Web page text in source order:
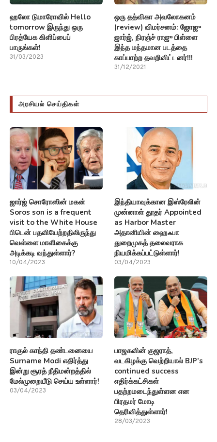
ஹலோ டுமாரோவில் Hello
tomorrow இருந்து ஒரு
பிரத்யேக கிளிப்பைப்
பாருங்கள்!
31/03/2023
ஒரு தத்விகா அவலோகனம்
(review) விமர்சனம்: ஜோஜு
ஜார்ஜ், நிரஞ்ச் ராஜு பிள்ளை
இந்த மந்தமான படத்தை
காப்பாற்ற தவறிவிட்டனர்!!!
31/12/2021
அரசியல் செய்திகள்
ஜார்ஜ் சொரோஸின் மகன்
Soros son is a frequent
visit to the White House
பிடென் பதவியேற்றதிலிருந்து
வெள்ளை மாளிகைக்கு
அடிக்கடி வந்துள்ளார்?
10/04/2023
இந்தியாவுக்கான இஸ்ரேலின்
முன்னாள் தூதர் Appointed
as Harbor Master
அதானியின் ஹைஃபா
துறைமுகத் தலைவராக
நியமிக்கப்பட்டுள்ளார்!
03/04/2023
ராகுல் காந்தி தண்டனையை
Surname Modi எதிர்த்து
இன்று சூரத் நீதிமன்றத்தில்
மேல்முறையீடு செய்ய உள்ளார்!
03/04/2023
பாஜகவின் குஜராத்,
வடகிழக்கு வெற்றியால் BJP’s
continued success
எதிர்க்கட்சிகள்
பதற்றமடைந்துள்ளன என
பிரதமர் மோடி
தெரிவித்துள்ளார்!
28/03/2023